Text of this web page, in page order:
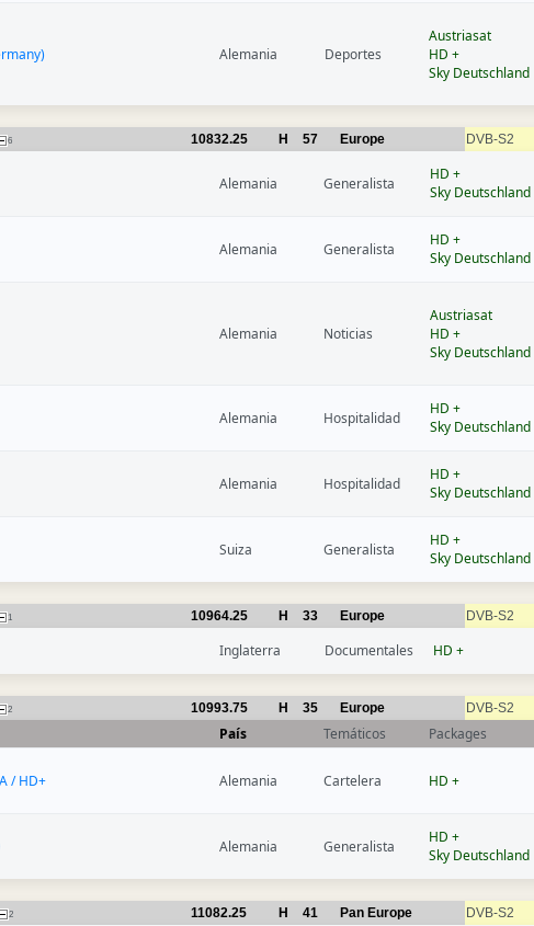
Alemania Deportes
Austriasat
HD +
Sky Deutschland
6 10832.25 H 57 Europe DVB-S2
Alemania Generalista
HD +
Sky Deutschland
Alemania Generalista
HD +
Sky Deutschland
Alemania Noticias
Austriasat
HD +
Sky Deutschland
Alemania Hospitalidad
HD +
Sky Deutschland
Alemania Hospitalidad
HD +
Sky Deutschland
Suiza Generalista
HD +
Sky Deutschland
1 10964.25 H 33 Europe DVB-S2
Inglaterra Documentales HD +
2 10993.75 H 35 Europe DVB-S2
País Temáticos Packages
/ HD+ Alemania Cartelera HD +
Alemania Generalista
HD +
Sky Deutschland
2 11082.25 H 41 Pan Europe DVB-S2